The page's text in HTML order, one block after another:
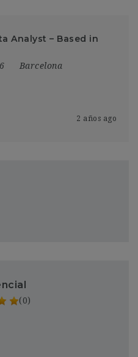
Analyst – Based in
Barcelona
2 años ago
(0)